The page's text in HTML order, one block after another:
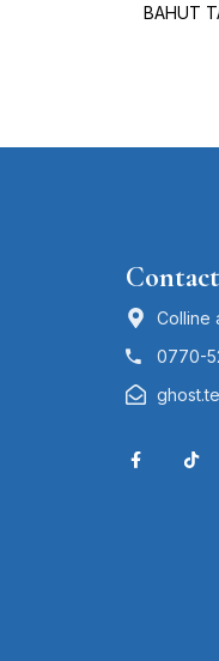
BAHUT
Colline
0770-